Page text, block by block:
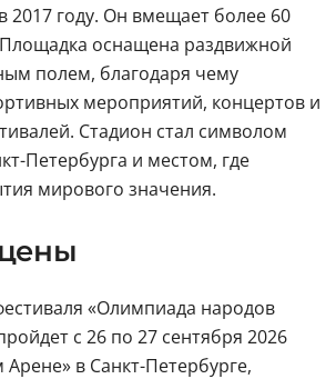
2017 году. Он вмещает более 60
оснащена раздвижной
полем, благодаря чему
мероприятий, концертов и
Стадион стал символом
Петербурга и местом, где
мирового значения.
«Олимпиада народов
с 26 по 27 сентября 2026
Арене» в Санкт-Петербурге,